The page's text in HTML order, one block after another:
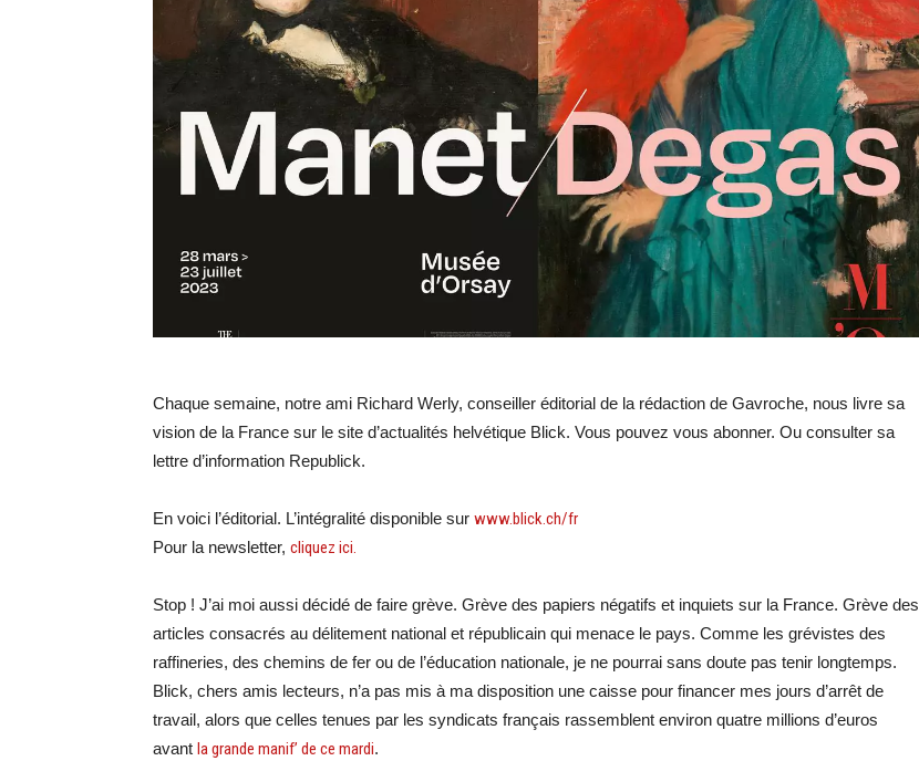
Chaque semaine, notre ami Richard Werly, conseiller éditorial de la rédaction de Gavroche, nous livre sa
vision de la France sur le site d’actualités helvétique Blick. Vous pouvez vous abonner. Ou consulter sa
lettre d’information Republick.
En voici l’éditorial. L’intégralité disponible sur www.blick.ch/fr
Pour la newsletter, cliquez ici.
Stop ! J’ai moi aussi décidé de faire grève. Grève des papiers négatifs et inquiets sur la France. Grève des
articles consacrés au délitement national et républicain qui menace le pays. Comme les grévistes des
raffineries, des chemins de fer ou de l’éducation nationale, je ne pourrai sans doute pas tenir longtemps.
Blick, chers amis lecteurs, n’a pas mis à ma disposition une caisse pour financer mes jours d’arrêt de
travail, alors que celles tenues par les syndicats français rassemblent environ quatre millions d’euros
avant la grande manif’ de ce mardi.